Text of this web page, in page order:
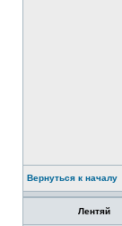
Вернуться к началу
Лентяй